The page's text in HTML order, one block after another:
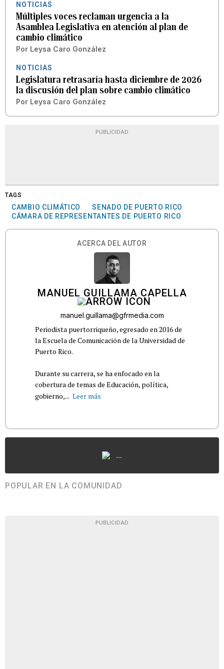
NOTICIAS
Múltiples voces reclaman urgencia a la
Asamblea Legislativa en atención al plan de
cambio climático
Por Leysa Caro González
NOTICIAS
Legislatura retrasaría hasta diciembre de 2026
la discusión del plan sobre cambio climático
Por Leysa Caro González
PUBLICIDAD
TAGS
CAMBIO CLIMÁTICO
SENADO DE PUERTO RICO
CÁMARA DE REPRESENTANTES DE PUERTO RICO
ACERCA DEL AUTOR
MANUEL GUILLAMA CAPELLA
manuel.guillama@gfrmedia.com
Periodista puertorriqueño, egresado en 2016 de
la Escuela de Comunicación de la Universidad de
Puerto Rico.
Durante su carrera, se ha enfocado en la
cobertura de temas de Educación, política,
gobierno,... Leer más
...
POPULAR EN LA COMUNIDAD
PUBLICIDAD